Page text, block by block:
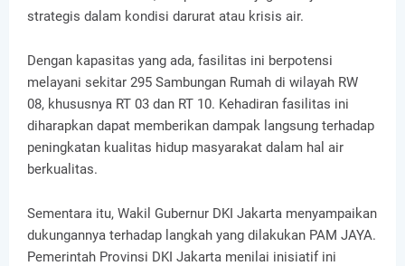
strategis dalam kondisi darurat atau krisis air.
Dengan kapasitas yang ada, fasilitas ini berpotensi
melayani sekitar 295 Sambungan Rumah di wilayah RW
08, khususnya RT 03 dan RT 10. Kehadiran fasilitas ini
diharapkan dapat memberikan dampak langsung terhadap
peningkatan kualitas hidup masyarakat dalam hal air
berkualitas.
Sementara itu, Wakil Gubernur DKI Jakarta menyampaikan
dukungannya terhadap langkah yang dilakukan PAM JAYA.
Pemerintah Provinsi DKI Jakarta menilai inisiatif ini